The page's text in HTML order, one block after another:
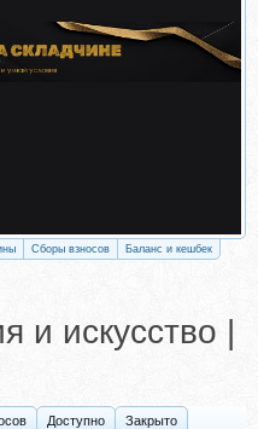
Сборы взносов Баланс и кешбек
и искусство |
Доступно Закрыто